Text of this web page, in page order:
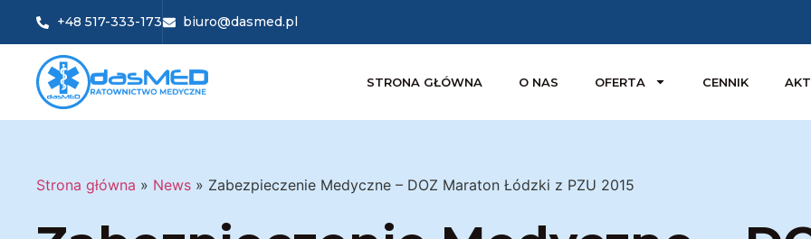
+48 517-333-173 biuro@dasmed.pl
STRONA GŁÓWNA O NAS OFERTA CENNIK
Strona główna » News » Zabezpieczenie Medyczne – DOZ Maraton Łódzki z PZU 2015